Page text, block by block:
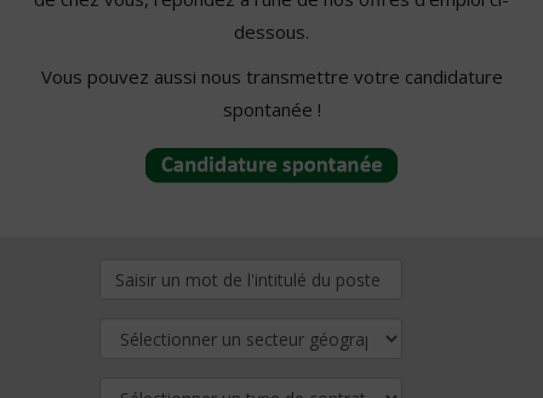
dessous.
Vous pouvez aussi nous transmettre votre candidature
spontanée !